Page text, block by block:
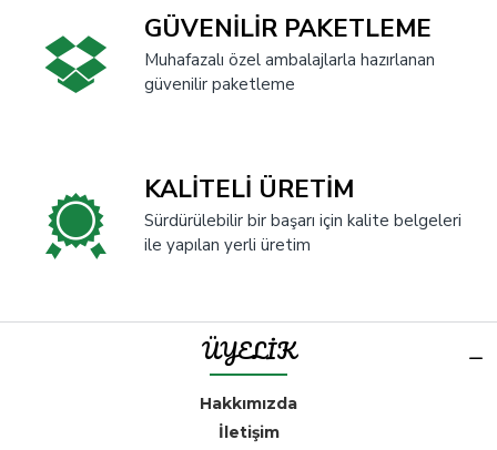
GÜVENİLİR PAKETLEME
Muhafazalı özel ambalajlarla hazırlanan
güvenilir paketleme
KALİTELİ ÜRETİM
Sürdürülebilir bir başarı için kalite belgeleri
ile yapılan yerli üretim
ÜYELİK
Hakkımızda
İletişim